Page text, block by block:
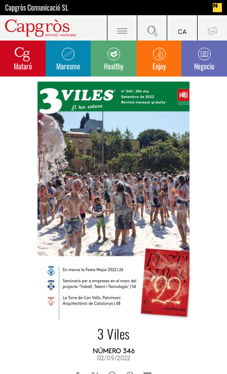
Capgròs Comunicació SL
Mataró Maresme Healthy Enjoy Negocio
3 Viles
NÚMERO 346
02/09/2022